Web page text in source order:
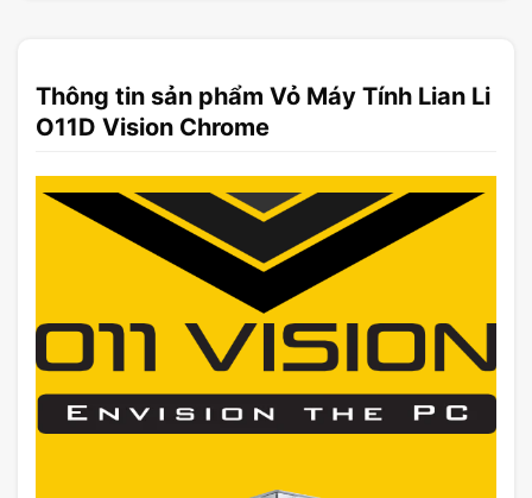
Thông tin sản phẩm Vỏ Máy Tính Lian Li
O11D Vision Chrome